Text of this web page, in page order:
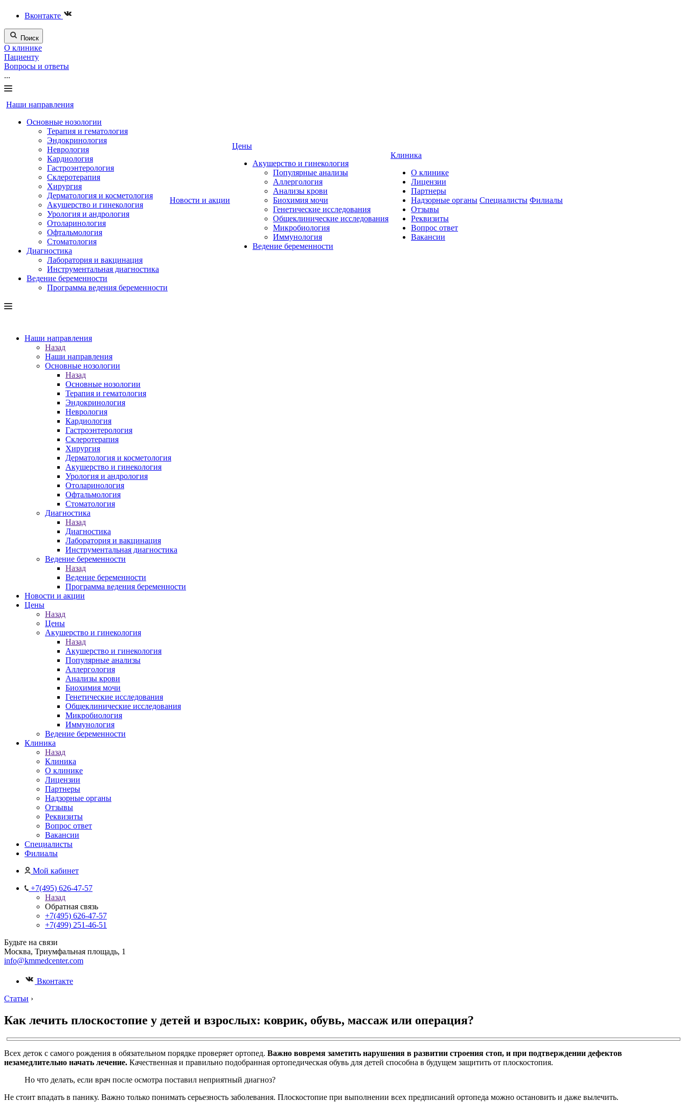
Вконтакте
Поиск
О клинике
Пациенту
Вопросы и ответы
...
Наши направления
Основные нозологии
Терапия и гематология
Эндокринология
Неврология
Кардиология
Гастроэнтерология
Склеротерапия
Хирургия
Дерматология и косметология
Акушерство и гинекология
Урология и андрология
Отоларинология
Офтальмология
Стоматология
Диагностика
Лаборатория и вакцинация
Инструментальная диагностика
Ведение беременности
Программа ведения беременности
Новости и акции
Цены
Акушерство и гинекология
Популярные анализы
Аллергология
Анализы крови
Биохимия мочи
Генетические исследования
Общеклинические исследования
Микробиология
Иммунология
Ведение беременности
Клиника
О клинике
Лицензии
Партнеры
Надзорные органы
Отзывы
Реквизиты
Вопрос ответ
Вакансии
Специалисты Филиалы
Наши направления
Назад
Наши направления
Основные нозологии
Назад
Основные нозологии
Терапия и гематология
Эндокринология
Неврология
Кардиология
Гастроэнтерология
Склеротерапия
Хирургия
Дерматология и косметология
Акушерство и гинекология
Урология и андрология
Отоларинология
Офтальмология
Стоматология
Диагностика
Назад
Диагностика
Лаборатория и вакцинация
Инструментальная диагностика
Ведение беременности
Назад
Ведение беременности
Программа ведения беременности
Новости и акции
Цены
Назад
Цены
Акушерство и гинекология
Назад
Акушерство и гинекология
Популярные анализы
Аллергология
Анализы крови
Биохимия мочи
Генетические исследования
Общеклинические исследования
Микробиология
Иммунология
Ведение беременности
Клиника
Назад
Клиника
О клинике
Лицензии
Партнеры
Надзорные органы
Отзывы
Реквизиты
Вопрос ответ
Вакансии
Специалисты
Филиалы
Мой кабинет
+7(495) 626-47-57
Назад
Обратная связь
+7(495) 626-47-57
+7(499) 251-46-51
Будьте на связи
Москва, Триумфальная площадь, 1
info@kmmedcenter.com
Вконтакте
Статьи ›
Как лечить плоскостопие у детей и взрослых: коврик, обувь, массаж или операция?
Всех деток с самого рождения в обязательном порядке проверяет ортопед. Важно вовремя заметить нарушения в развитии строения стоп, и при подтверждении дефектов
незамедлительно начать лечение. Качественная и правильно подобранная ортопедическая обувь для детей способна в будущем защитить от плоскостопия.
Но что делать, если врач после осмотра поставил неприятный диагноз?
Не стоит впадать в панику. Важно только понимать серьезность заболевания. Плоскостопие при выполнении всех предписаний ортопеда можно остановить и даже вылечить.